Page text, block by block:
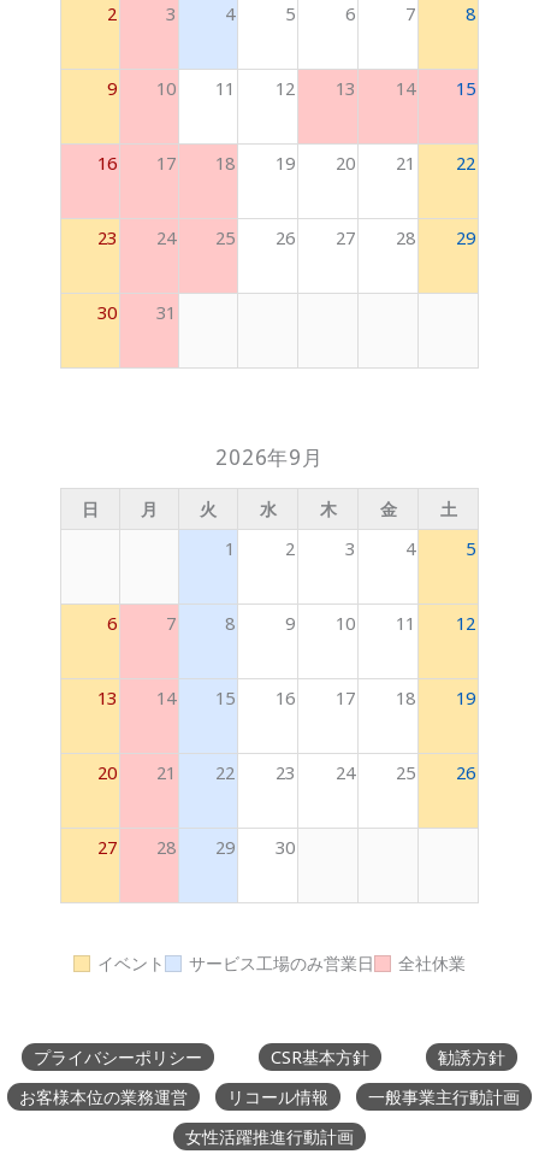
2 3 4 5 6 7 8
9 10 11 12 13 14 15
16 17 18 19 20 21 22
23 24 25 26 27 28 29
30 31
2026年9月
日 月 火 水 木 金 土
1 2 3 4 5
6 7 8 9 10 11 12
13 14 15 16 17 18 19
20 21 22 23 24 25 26
27 28 29 30
イベント サービス工場のみ営業日 全社休業
プライバシーポリシー CSR基本方針
勧誘方針
お客様本位の業務運営
リコール情報
一般事業主行動計画
女性活躍推進行動計画